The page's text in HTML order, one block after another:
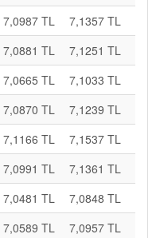
7,0987 TL
7,1357 TL
7,0881 TL
7,1251 TL
7,0665 TL
7,1033 TL
7,0870 TL
7,1239 TL
7,1166 TL
7,1537 TL
7,0991 TL
7,1361 TL
7,0481 TL
7,0848 TL
7,0589 TL
7,0957 TL